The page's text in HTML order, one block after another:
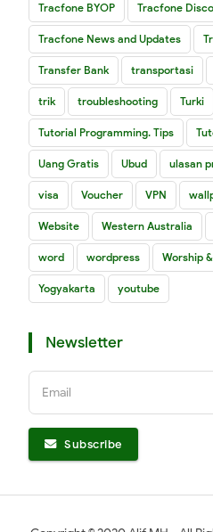
Tracfone BYOP Tracfone
Tracfone News and Updates
Transfer Bank transportasi
trik troubleshooting Turki
Tutorial Programming. Tips
Uang Gratis Ubud ulasan
visa Voucher VPN
Website Western Australia
word wordpress Worship
Yogyakarta youtube
Newsletter
Email
Subscribe